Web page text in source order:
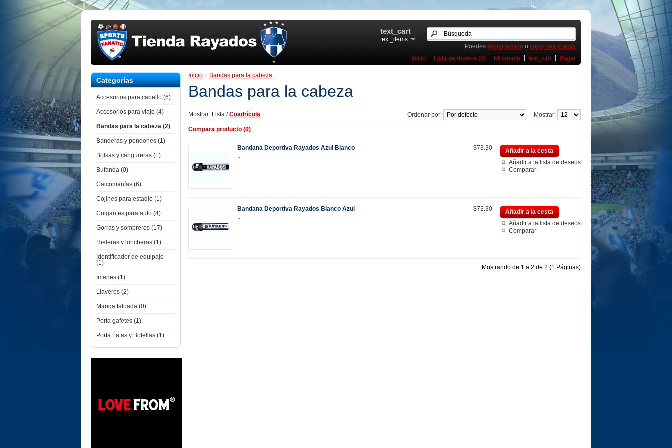
text_cart
text_items
Puedes iniciar sesión o crear una cuenta
Inicio
Lista de deseos (0) Mi cuenta text_cart Pagar
Categorías
Accesorios para cabello (6)
Accesorios para viaje (4)
Bandas para la cabeza (2)
Banderas y pendones (1)
Bolsas y cangureras (1)
Bufanda (0)
Calcomanías (6)
Cojines para estadio (1)
Colgantes para auto (4)
Gorras y sombreros (17)
Hieleras y loncheras (1)
Identificador de equipaje
(1)
Imanes (1)
Llaveros (2)
Manga tatuada (0)
Porta gafetes (1)
Porta Latas y Botellas (1)
Inicio » Bandas para la cabeza
Bandas para la cabeza
Mostrar: Lista / Cuadrícula Mostrar:
Ordenar por:
Compara producto (0)
Añadir a la cesta
Añadir a la lista de deseos
Comparar
$73.30
Bandana Deportiva Rayados Azul Blanco
..
Añadir a la cesta
Añadir a la lista de deseos
Comparar
$73.30
Bandana Deportiva Rayados Blanco Azul
..
Mostrando de 1 a 2 de 2 (1 Páginas)